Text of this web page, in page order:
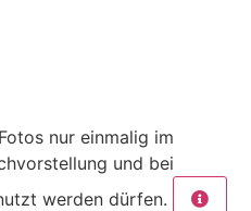
nur einmalig im
und bei
werden dürfen.